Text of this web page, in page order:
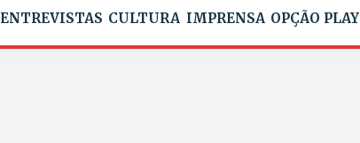
ENTREVISTAS CULTURA IMPRENSA OPÇÃO PLAY